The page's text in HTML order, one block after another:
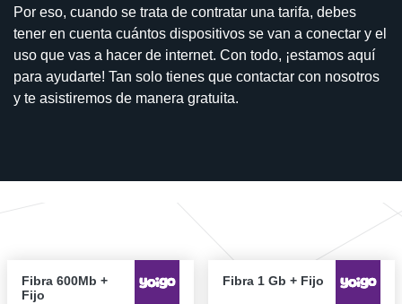
Por eso, cuando se trata de contratar una tarifa, debes
tener en cuenta cuántos dispositivos se van a conectar y el
uso que vas a hacer de internet. Con todo, ¡estamos aquí
para ayudarte! Tan solo tienes que contactar con nosotros
y te asistiremos de manera gratuita.
Fibra 600Mb +
Fijo
Fibra 1 Gb + Fijo